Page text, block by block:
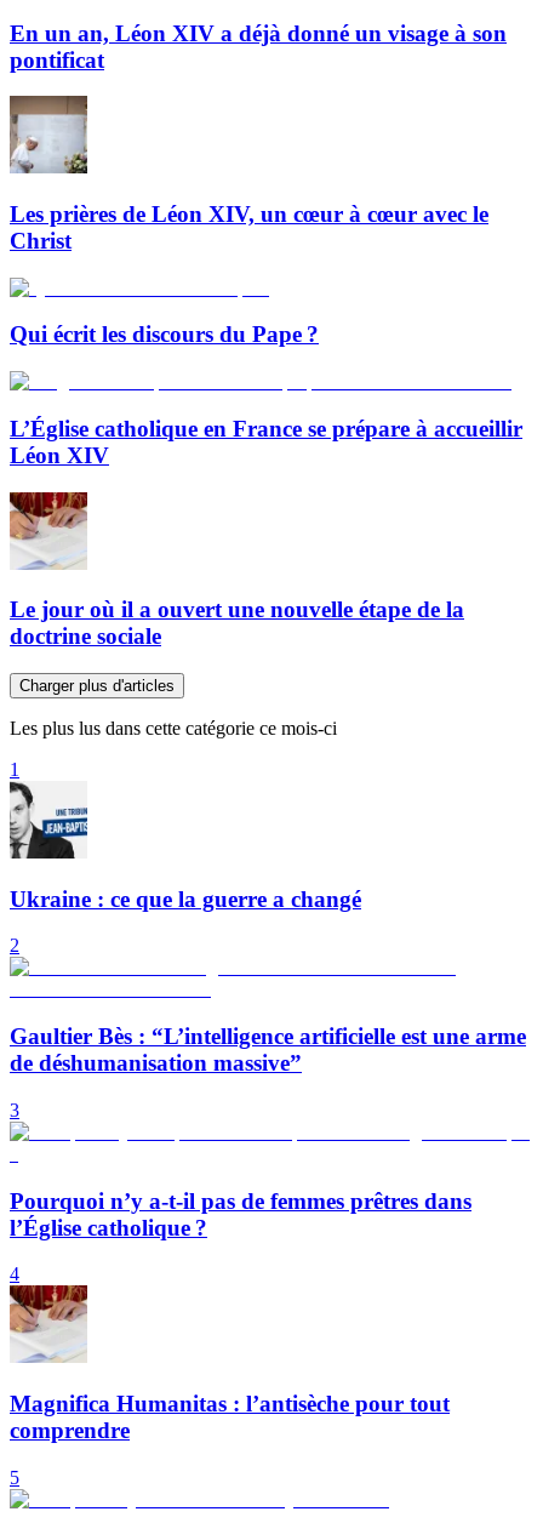
En un an, Léon XIV a déjà donné un visage à son
pontificat
Les prières de Léon XIV, un cœur à cœur avec le
Christ
Qui écrit les discours du Pape ?
L’Église catholique en France se prépare à accueillir
Léon XIV
Le jour où il a ouvert une nouvelle étape de la
doctrine sociale
Charger plus d'articles
Les plus lus dans cette catégorie ce mois-ci
1
Ukraine : ce que la guerre a changé
2
Gaultier Bès : “L’intelligence artificielle est une arme
de déshumanisation massive”
3
Pourquoi n’y a-t-il pas de femmes prêtres dans
l’Église catholique ?
4
Magnifica Humanitas : l’antisèche pour tout
comprendre
5